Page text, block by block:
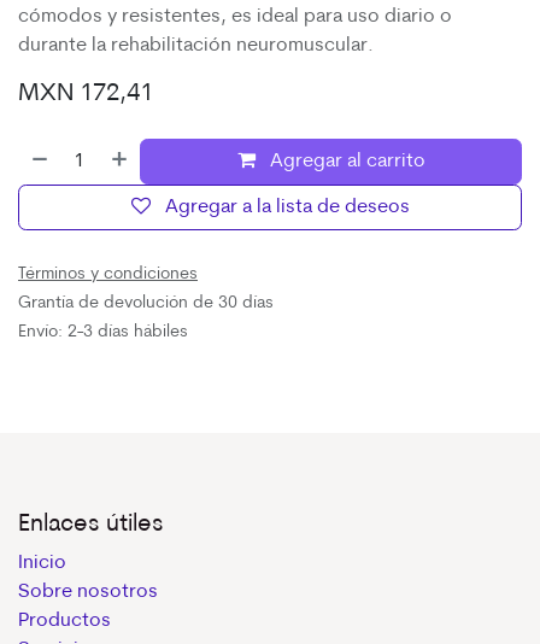
cómodos y resistentes, es ideal para uso diario o
durante la rehabilitación neuromuscular.
MXN 172,41
Agregar al carrito
Agregar a la lista de deseos
Términos y condiciones
Grantía de devolución de 30 días
Envío: 2-3 días hábiles
Enlaces útiles
Inicio
Sobre nosotros
Productos